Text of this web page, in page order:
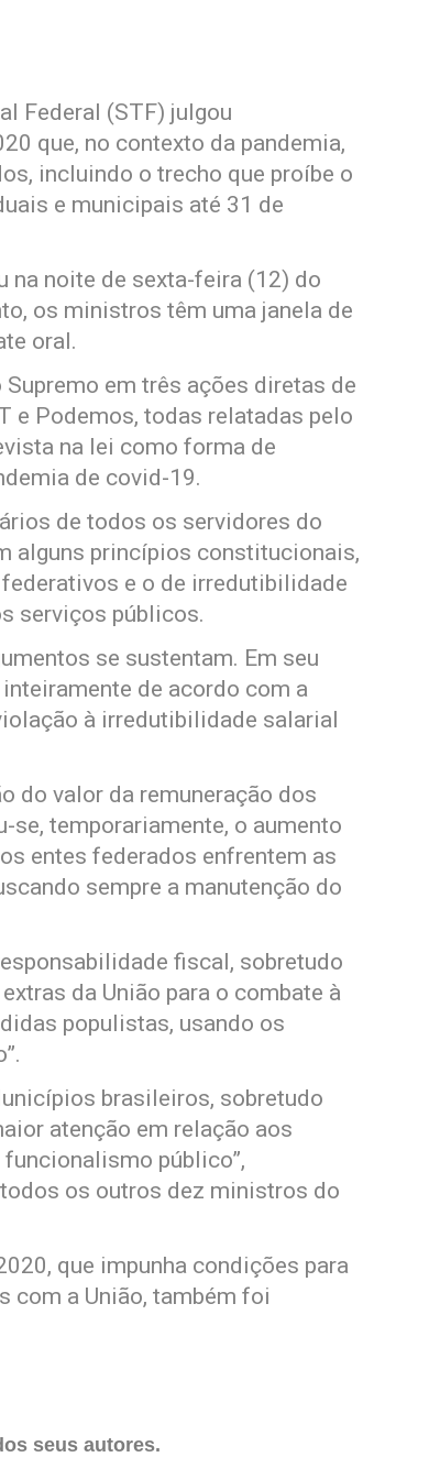
Federal (STF) julgou
que, no contexto da pandemia,
incluindo o trecho que proíbe o
e municipais até 31 de
na noite de sexta-feira (12) do
os ministros têm uma janela de
oral.
em três ações diretas de
e Podemos, todas relatadas pelo
na lei como forma de
de covid-19.
de todos os servidores do
alguns princípios constitucionais,
e o de irredutibilidade
serviços públicos.
se sustentam. Em seu
de acordo com a
à irredutibilidade salarial
do valor da remuneração dos
se, temporariamente, o aumento
entes federados enfrentem as
sempre a manutenção do
fiscal, sobretudo
da União para o combate à
populistas, usando os
brasileiros, sobretudo
atenção em relação aos
público”,
os outros dez ministros do
que impunha condições para
com a União, também foi
seus autores.